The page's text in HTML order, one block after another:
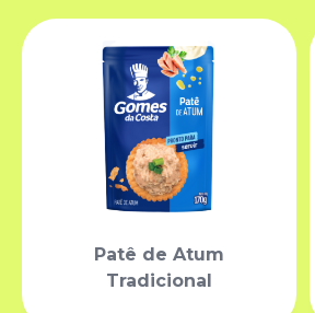
Patê de Atum
Tradicional